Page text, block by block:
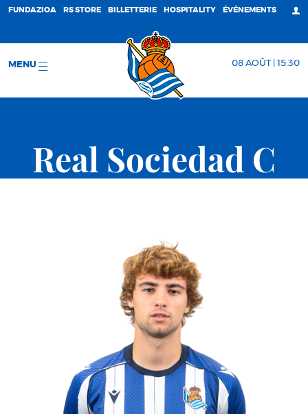
FUNDAZIOA RS STORE BILLETTERIE HOSPITALITY ÉVÉNEMENTS
MENU 08 AOÛT | 15:30
Real Sociedad C